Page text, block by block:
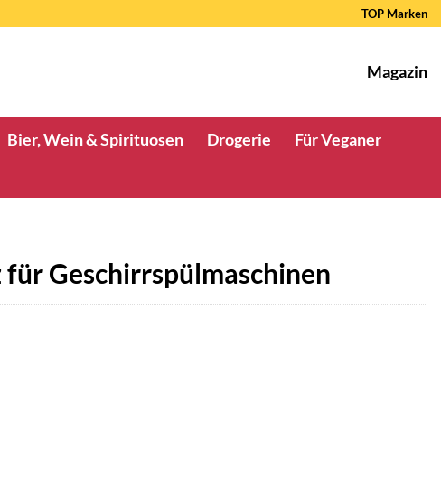
TOP Marken
Magazin
Bier, Wein & Spirituosen Drogerie Für Veganer
für Geschirrspülmaschinen